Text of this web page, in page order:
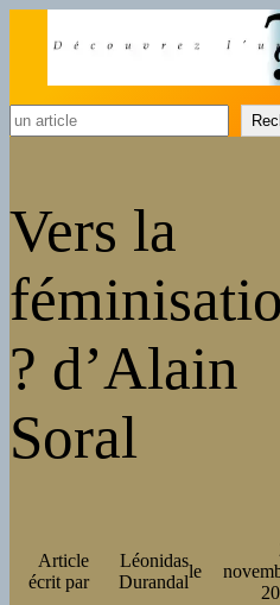
Vers la
? d’Alain
Soral
Article
écrit par
Léonidas
Durandal
le